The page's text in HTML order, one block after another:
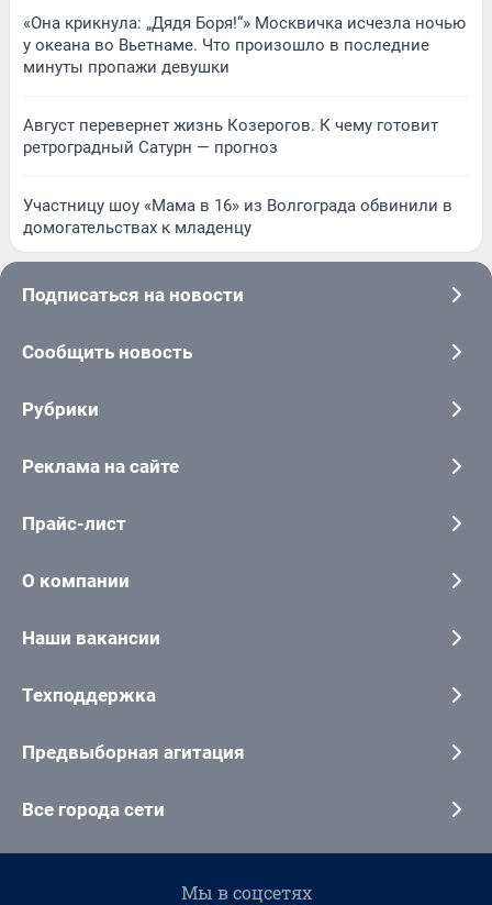
«Она крикнула: „Дядя Боря!“» Москвичка исчезла ночью
у океана во Вьетнаме. Что произошло в последние
минуты пропажи девушки
Август перевернет жизнь Козерогов. К чему готовит
ретроградный Сатурн — прогноз
Участницу шоу «Мама в 16» из Волгограда обвинили в
домогательствах к младенцу
Подписаться на новости
Сообщить новость
Рубрики
Реклама на сайте
Прайс-лист
О компании
Наши вакансии
Техподдержка
Предвыборная агитация
Все города сети
Мы в соцсетях